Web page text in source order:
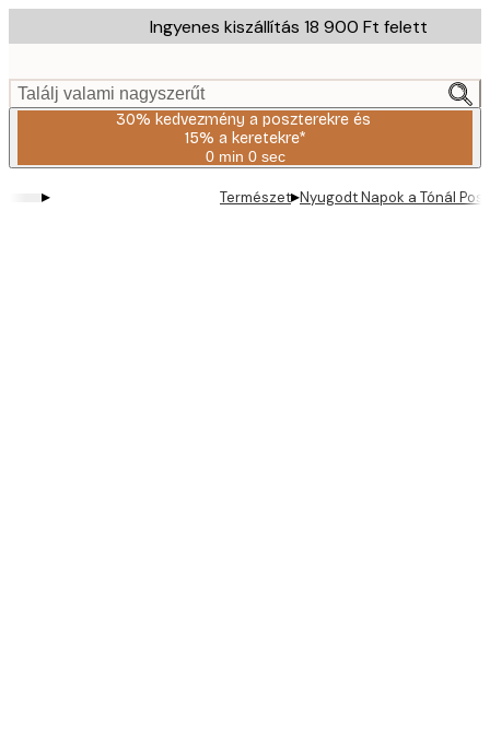
to
content.
Ingyenes kiszállítás 18 900 Ft felett
Találj valami nagyszerűt
30% kedvezmény a poszterekre és
15% a keretekre*
0 min 0 sec
Érvényes:
08-
▸ Természet▸Nyugodt Napok a Tónál